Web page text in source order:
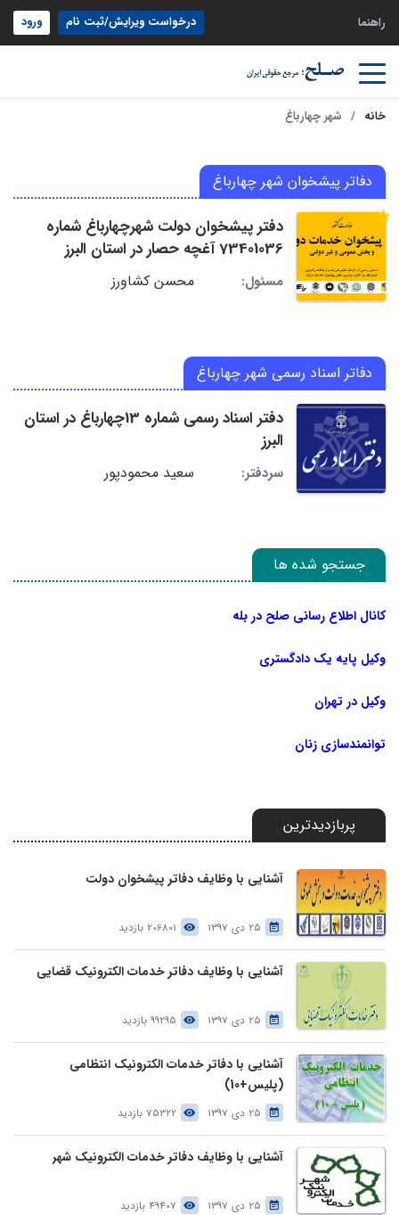
راهنما درخواست ویرایش/ثبت نام ورود
خانه شهر چهارباغ
دفاتر پیشخوان شهر چهارباغ
دفتر پیشخوان دولت شهرچهارباغ شماره
73401036 آغچه حصار در استان البرز
مسئول: محسن کشاورز
دفاتر اسناد رسمی شهر چهارباغ
دفتر اسناد رسمی شماره 13چهارباغ در استان
البرز
سردفتر: سعید محمودپور
جستجو شده ها
کانال اطلاع رسانی صلح در بله
وکیل پایه یک دادگستری
وکیل در تهران
توانمندسازی زنان
پربازدیدترین
آشنایی با وظایف دفاتر پیشخوان دولت
25 دی 1397 206801 بازدید
آشنایی با وظایف دفاتر خدمات الکترونیک قضایی
25 دی 1397 99295 بازدید
آشنایی با دفاتر خدمات الکترونیک انتظامی
(پلیس+10)
25 دی 1397 75322 بازدید
آشنایی با وظایف دفاتر خدمات الکترونیک شهر
25 دی 1397 49407 بازدید